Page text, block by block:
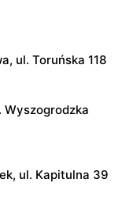
ul. Toruńska 118
Wyszogrodzka
ul. Kapitulna 39